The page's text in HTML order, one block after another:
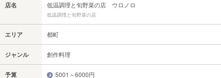
店名 低温調理と旬野菜の店 ウロノロ
低温調理と旬野菜の店
エリア 都町
ジャンル 創作料理
予算 5001～6000円